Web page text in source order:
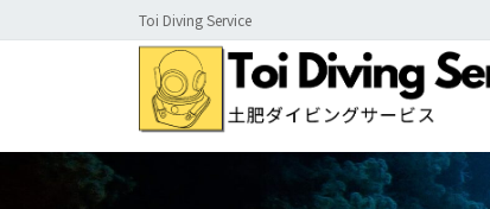
ン
に
ビ
ョ
Toi Diving Service